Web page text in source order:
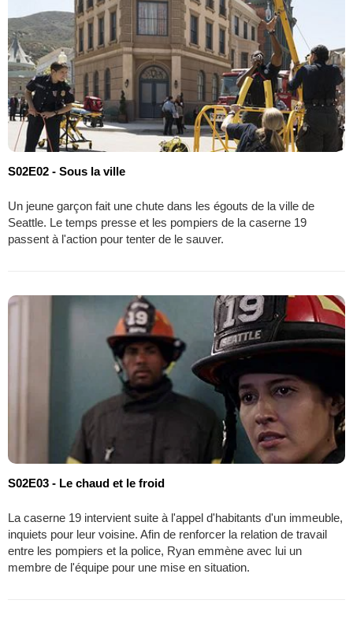
S02E02 - Sous la ville
Un jeune garçon fait une chute dans les égouts de la ville de
Seattle. Le temps presse et les pompiers de la caserne 19
passent à l'action pour tenter de le sauver.
S02E03 - Le chaud et le froid
La caserne 19 intervient suite à l'appel d'habitants d'un immeuble,
inquiets pour leur voisine. Afin de renforcer la relation de travail
entre les pompiers et la police, Ryan emmène avec lui un
membre de l'équipe pour une mise en situation.